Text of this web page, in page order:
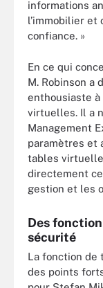
informations
l’immobilier et
confiance. »
En ce qui
M. Robinson a
enthousiaste à
virtuelles. Il a
Management
paramètres et
tables
directement
gestion et les
Des
sécurité
La fonction de
des points